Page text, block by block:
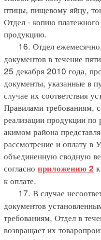
птицы, пищевому яйцу,
Отдел - копию
продукцию.
16. Отдел ежемесячно,
документов в течение
25 декабря 2010 года,
документы, указанные в
случае их соответствия
Правилами требованиям,
реализации продукции
акимом района
рассмотрение и оплату в
объединенную сводную
согласно приложению 2
к оплате.
17. В случае
документов
требованиям, Отдел в
возвращает их